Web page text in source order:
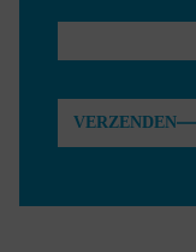
VERZENDEN